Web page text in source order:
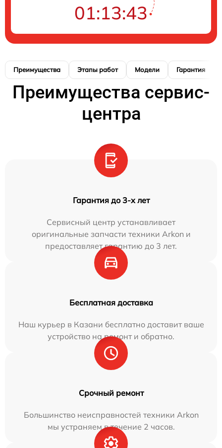
01:13:42
Преимущества Этапы работ Модели Гарантия
Преимущества сервис-
центра
Гарантия до 3-х лет
Сервисный центр устанавливает
оригинальные запчасти техники Arkon и
предоставляет гарантию до 3 лет.
Бесплатная доставка
Наш курьер в Казани бесплатно доставит ваше
устройство на ремонт и обратно.
Срочный ремонт
Большинство неисправностей техники Arkon
мы устраняем в течение 2 часов.